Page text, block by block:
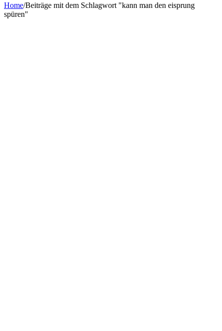
Home/Beiträge mit dem Schlagwort "kann man den eisprung
spüren"